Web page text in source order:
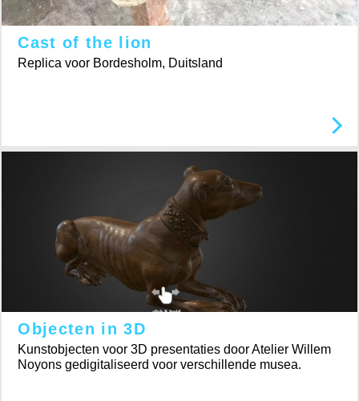
Cast of the lion
Replica voor Bordesholm, Duitsland
Objecten in 3D
Kunstobjecten voor 3D presentaties door Atelier Willem
Noyons gedigitaliseerd voor verschillende musea.